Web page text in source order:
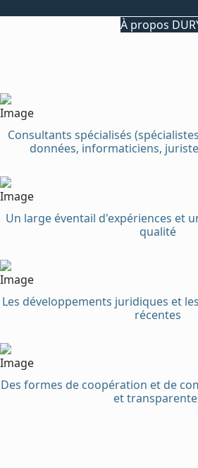
À propos
Consultants spécialisés
données, informaticiens,
Un large éventail d'expériences et
qualité
Les développements juridiques et
récentes
Des formes de coopération et de
et